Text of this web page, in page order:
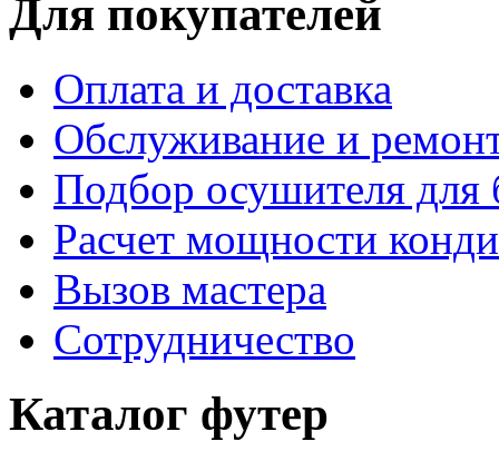
Для покупателей
Оплата и доставка
Обслуживание и
Подбор осушителя для
Расчет мощности
Вызов мастера
Сотрудничество
Каталог футер